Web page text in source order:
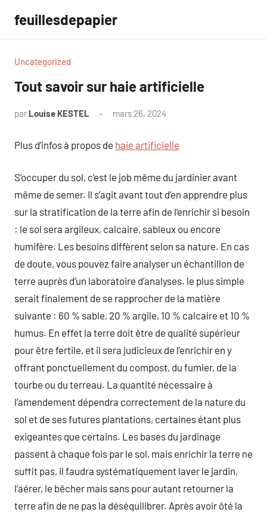
contenu
feuillesdepapier
Uncategorized
Tout savoir sur haie artificielle
par Louise KESTEL mars 26, 2024
Plus d’infos à propos de haie artificielle
S’occuper du sol, c’est le job même du jardinier avant
même de semer. Il s’agit avant tout d’en apprendre plus
sur la stratification de la terre afin de l’enrichir si besoin
: le sol sera argileux, calcaire, sableux ou encore
humifère. Les besoins diffèrent selon sa nature. En cas
de doute, vous pouvez faire analyser un échantillon de
terre auprès d’un laboratoire d’analyses. le plus simple
serait finalement de se rapprocher de la matière
suivante : 60 % sable, 20 % argile, 10 % calcaire et 10 %
humus. En effet la terre doit être de qualité supérieur
pour être fertile, et il sera judicieux de l’enrichir en y
offrant ponctuellement du compost, du fumier, de la
tourbe ou du terreau. La quantité nécessaire à
l’amendement dépendra correctement de la nature du
sol et de ses futures plantations, certaines étant plus
exigeantes que certains. Les bases du jardinage
passent à chaque fois par le sol, mais enrichir la terre ne
suffit pas, il faudra systématiquement laver le jardin,
l’aérer, le bêcher mais sans pour autant retourner la
terre afin de ne pas la déséquilibrer. Après avoir ôté la